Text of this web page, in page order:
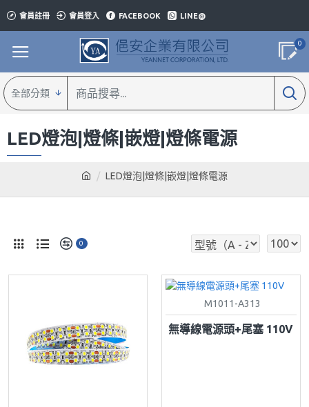
會員註冊 會員登入 FACEBOOK LINE@
0
全部分類
LED燈泡|燈條|嵌燈|燈條電源
LED燈泡|燈條|嵌燈|燈條電源
0
M1011-A313
無導線電源頭+尾塞 110V